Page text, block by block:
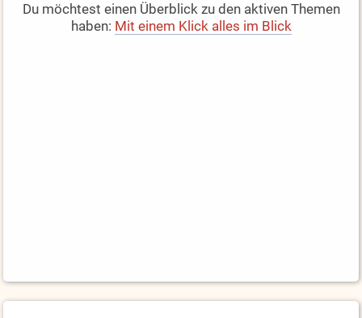
Du möchtest einen Überblick zu den aktiven Themen
haben: Mit einem Klick alles im Blick